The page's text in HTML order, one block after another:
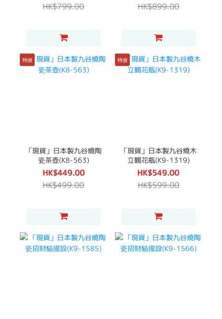
HK$799.00
HK$899.00
特價
「現貨」日本製九谷燒陶
瓷茶壺(K8-563)
HK$449.00
HK$499.00
特價
「現貨」日本製九谷燒木
立鶴花瓶(K9-1319)
HK$549.00
HK$599.00